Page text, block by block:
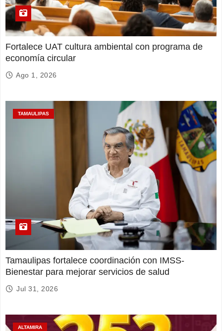
Fortalece UAT cultura ambiental con programa de
economía circular
Ago 1, 2026
TAMAULIPAS
Tamaulipas fortalece coordinación con IMSS-
Bienestar para mejorar servicios de salud
Jul 31, 2026
ALTAMIRA